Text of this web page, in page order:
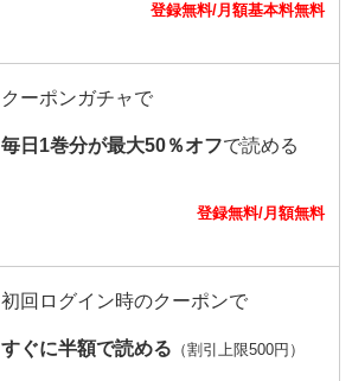
登録無料/月額基本料無料
クーポンガチャで
毎日1巻分が最大50％オフで読める
登録無料/月額無料
初回ログイン時のクーポンで
すぐに半額で読める （割引上限500円）